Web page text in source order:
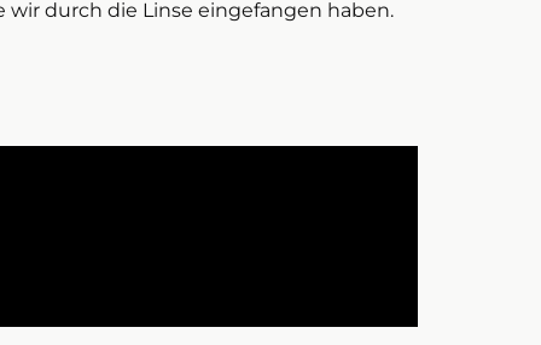
wir durch die Linse eingefangen haben.